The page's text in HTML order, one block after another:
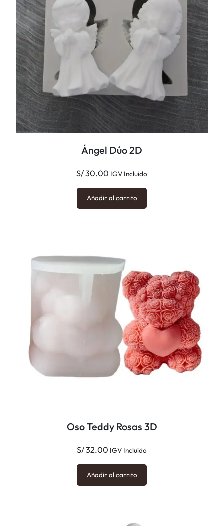
f
o
r
a
t
a
c
a
n
t
Ángel Dúo 2D
S/30.00 IGV Incluido
Añadir al carrito
Oso Teddy Rosas 3D
S/32.00 IGV Incluido
Añadir al carrito